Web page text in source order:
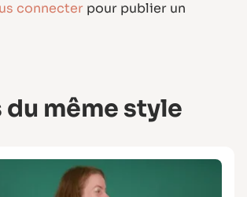
connecter pour publier un
du même style